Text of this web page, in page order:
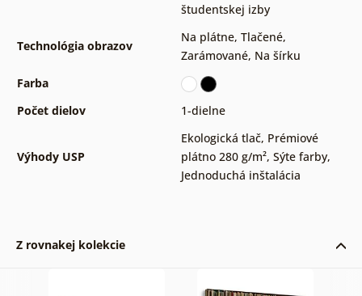
študentskej izby
Technológia obrazov
Na plátne, Tlačené,
Zarámované, Na šírku
Farba
Počet dielov
1-dielne
Výhody USP
Ekologická tlač, Prémiové
plátno 280 g/m², Sýte farby,
Jednoduchá inštalácia
Z rovnakej kolekcie